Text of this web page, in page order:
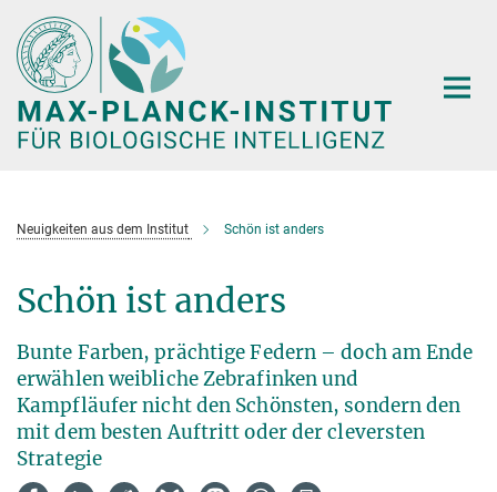
Hauptinhalt
Neuigkeiten aus dem Institut Schön ist anders
Schön ist anders
Bunte Farben, prächtige Federn – doch am Ende
erwählen weibliche Zebrafinken und
Kampfläufer nicht den Schönsten, sondern den
mit dem besten Auftritt oder der cleversten
Strategie